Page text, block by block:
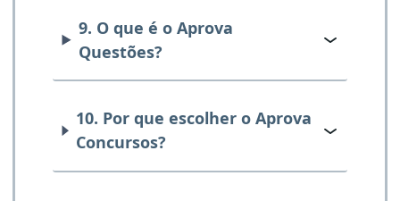
9. O que é o Aprova
Questões?
10. Por que escolher o Aprova
Concursos?